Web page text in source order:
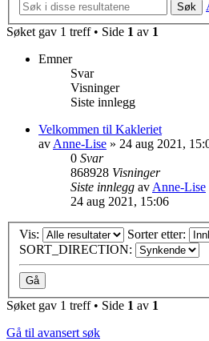
Søk
Søket gav 1 treff • Side 1 av 1
Emner
Svar
Visninger
Siste innlegg
Velkommen til Kakleriet
av Anne-Lise » 24 aug 2021,
0 Svar
868928 Visninger
Siste innlegg av Anne-Lise
24 aug 2021, 15:06
Vis:
Sorter etter:
SORT_DIRECTION:
Søket gav 1 treff • Side 1 av 1
Gå til avansert søk